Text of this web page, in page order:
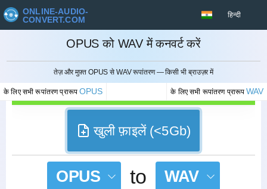
ONLINE-AUDIO-
CONVERT.COM
हिन्दी
OPUS को WAV में कनवर्ट करें
तेज़ और मुफ़्त OPUS से WAV रूपांतरण — किसी भी ब्राउज़र में
के लिए सभी रूपांतरण प्रारूपOPUS के लिए सभी रूपांतरण प्रारूपWAV
रद्द करना
खुली फ़ाइलें (<5Gb)
OPUS to WAV